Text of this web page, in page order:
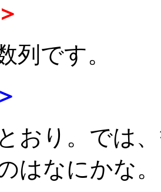
列です。
おり。では
はなにかな。